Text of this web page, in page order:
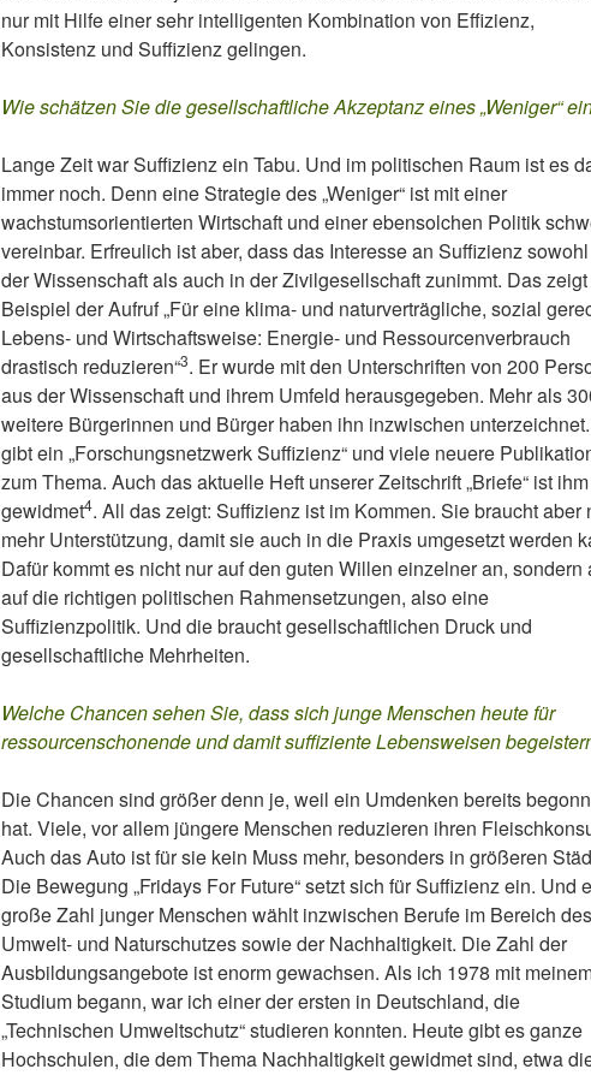
nur mit Hilfe einer sehr intelligenten Kombination von Effizienz,
Konsistenz und Suffizienz gelingen.
Wie schätzen Sie die gesellschaftliche Akzeptanz eines „Weniger“
Lange Zeit war Suffizienz ein Tabu. Und im politischen Raum ist es
immer noch. Denn eine Strategie des „Weniger“ ist mit einer
wachstumsorientierten Wirtschaft und einer ebensolchen Politik
vereinbar. Erfreulich ist aber, dass das Interesse an Suffizienz
der Wissenschaft als auch in der Zivilgesellschaft zunimmt. Das
Beispiel der Aufruf „Für eine klima- und naturverträgliche, sozial
Lebens- und Wirtschaftsweise: Energie- und Ressourcenverbrauch
drastisch reduzieren“3. Er wurde mit den Unterschriften von 200
aus der Wissenschaft und ihrem Umfeld herausgegeben. Mehr als
weitere Bürgerinnen und Bürger haben ihn inzwischen
gibt ein „Forschungsnetzwerk Suffizienz“ und viele neuere
zum Thema. Auch das aktuelle Heft unserer Zeitschrift „Briefe“ ist ihm
gewidmet4. All das zeigt: Suffizienz ist im Kommen. Sie braucht aber
mehr Unterstützung, damit sie auch in die Praxis umgesetzt werden
Dafür kommt es nicht nur auf den guten Willen einzelner an, sondern
auf die richtigen politischen Rahmensetzungen, also eine
Suffizienzpolitik. Und die braucht gesellschaftlichen Druck und
gesellschaftliche Mehrheiten.
Welche Chancen sehen Sie, dass sich junge Menschen heute für
ressourcenschonende und damit suffiziente Lebensweisen
Die Chancen sind größer denn je, weil ein Umdenken bereits
hat. Viele, vor allem jüngere Menschen reduzieren ihren
Auch das Auto ist für sie kein Muss mehr, besonders in größeren
Die Bewegung „Fridays For Future“ setzt sich für Suffizienz ein. Und
große Zahl junger Menschen wählt inzwischen Berufe im Bereich des
Umwelt- und Naturschutzes sowie der Nachhaltigkeit. Die Zahl der
Ausbildungsangebote ist enorm gewachsen. Als ich 1978 mit
Studium begann, war ich einer der ersten in Deutschland, die
„Technischen Umweltschutz“ studieren konnten. Heute gibt es ganze
Hochschulen, die dem Thema Nachhaltigkeit gewidmet sind, etwa